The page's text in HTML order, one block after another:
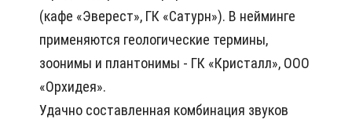
(кафе «Эверест», ГК «Сатурн»). В нейминге
применяются геологические термины,
зоонимы и плантонимы - ГК «Кристалл», ООО
«Орхидея».
Удачно составленная комбинация звуков